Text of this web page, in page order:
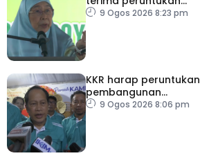
RM100,000
9 Ogos 2026 8:23 pm
KKR harap peruntukan
pembangunan
ditingkatkan
9 Ogos 2026 8:06 pm